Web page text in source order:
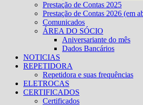
Prestação de Contas 2025
Prestação de Contas 2026 (em
Comunicados
ÁREA DO SÓCIO
Aniversariante do mês
Dados Bancários
NOTICIAS
REPETIDORA
Repetidora e suas frequências
ELETROCAS
CERTIFICADOS
Certificados